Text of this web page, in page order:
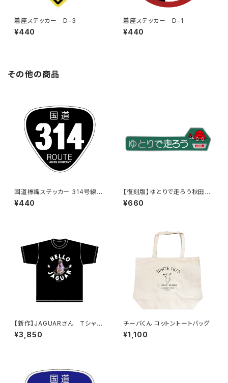
着座ステッカー D-3
¥440
着座ステッカー D-1
¥440
その他の商品
国道標識ステッカー 314号線
（ブラック）
¥440
【復刻版】ゆとりで走ろう秋田県
（緑）：ステッカー（大）
¥660
【新作】JAGUARさん Tシャツ
（HELLO JAGUAR）Black
¥3,850
チーバくん コットントートバッグ
¥1,100